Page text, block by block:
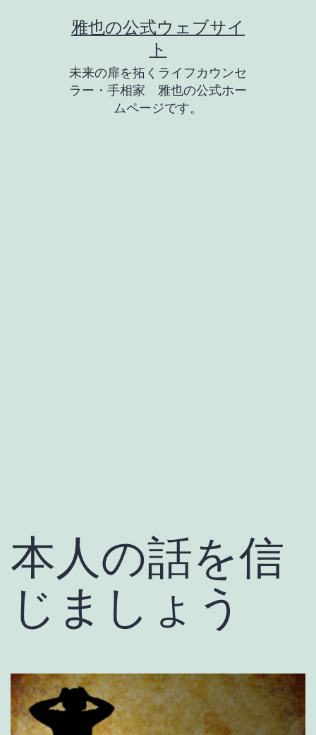
雅也の公式ウェブサイ
ト
未来の扉を拓くライフカウンセ
ラー・手相家 雅也の公式ホー
ムページです。
本人の話を信
じましょう